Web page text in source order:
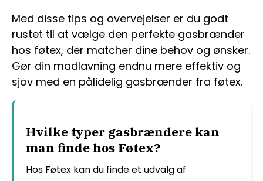
Med disse tips og overvejelser er du godt
rustet til at vælge den perfekte gasbrænder
hos føtex, der matcher dine behov og ønsker.
Gør din madlavning endnu mere effektiv og
sjov med en pålidelig gasbrænder fra føtex.
Hvilke typer gasbrændere kan
man finde hos Føtex?
Hos Føtex kan du finde et udvalg af